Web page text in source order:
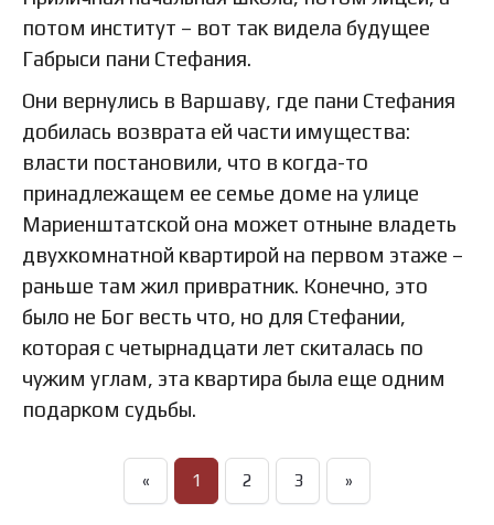
потом институт – вот так видела будущее
Габрыси пани Стефания.
Они вернулись в Варшаву, где пани Стефания
добилась возврата ей части имущества:
власти постановили, что в когда-то
принадлежащем ее семье доме на улице
Мариенштатской она может отныне владеть
двухкомнатной квартирой на первом этаже –
раньше там жил привратник. Конечно, это
было не Бог весть что, но для Стефании,
которая с четырнадцати лет скиталась по
чужим углам, эта квартира была еще одним
подарком судьбы.
« 1 2 3 »